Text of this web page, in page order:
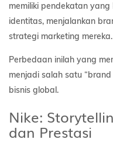
memiliki pendekatan
identitas, menjalankan
strategi marketing mereka.
Perbedaan inilah yang
menjadi salah satu
bisnis global.
Nike:
dan Prestasi